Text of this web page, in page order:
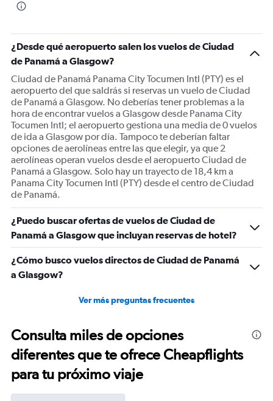
¿Desde qué aeropuerto salen los vuelos de Ciudad
de Panamá a Glasgow?
Ciudad de Panamá Panama City Tocumen Intl (PTY) es el
aeropuerto del que saldrás si reservas un vuelo de Ciudad
de Panamá a Glasgow. No deberías tener problemas a la
hora de encontrar vuelos a Glasgow desde Panama City
Tocumen Intl; el aeropuerto gestiona una media de 0 vuelos
de ida a Glasgow por día. Tampoco te deberían faltar
opciones de aerolíneas entre las que elegir, ya que 2
aerolíneas operan vuelos desde el aeropuerto Ciudad de
Panamá a Glasgow. Solo hay un trayecto de 18,4 km a
Panama City Tocumen Intl (PTY) desde el centro de Ciudad
de Panamá.
¿Puedo buscar ofertas de vuelos de Ciudad de
Panamá a Glasgow que incluyan reservas de hotel?
¿Cómo busco vuelos directos de Ciudad de Panamá
a Glasgow?
Ver más preguntas frecuentes
Consulta miles de opciones
diferentes que te ofrece Cheapflights
para tu próximo viaje